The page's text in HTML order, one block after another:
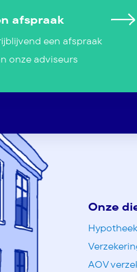
afspraak
een afspraak
onze adviseurs
Onze
AOV